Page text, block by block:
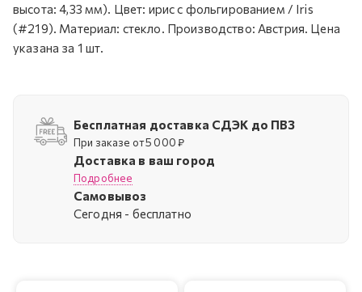
высота: 4,33 мм). Цвет: ирис с фольгированием / Iris
(#219). Материал: стекло. Производство: Австрия. Цена
указана за 1 шт.
Бесплатная доставка СДЭК до ПВЗ
При заказе от 5 000 ₽
Доставка в ваш город
Подробнее
Самовывоз
Cегодня - бесплатно